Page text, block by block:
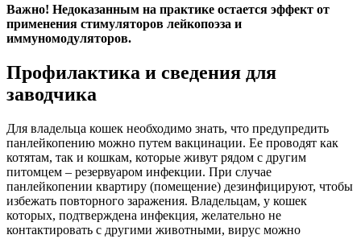
Важно! Недоказанным на практике остается эффект от
применения стимуляторов лейкопоэза и
иммуномодуляторов.
Профилактика и сведения для
заводчика
Для владельца кошек необходимо знать, что предупредить
панлейкопению можно путем вакцинации. Ее проводят как
котятам, так и кошкам, которые живут рядом с другим
питомцем – резервуаром инфекции. При случае
панлейкопении квартиру (помещение) дезинфицируют, чтобы
избежать повторного заражения. Владельцам, у кошек
которых, подтверждена инфекция, желательно не
контактировать с другими животными, вирус можно